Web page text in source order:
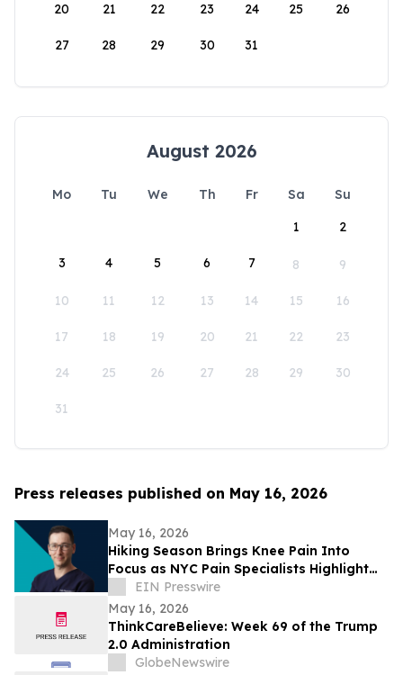
20 21 22 23 24 25 26
27 28 29 30 31
August 2026
Mo Tu We Th Fr Sa
Su
1
2
3 4 5 6 7 8 9
10 11 12 13 14 15 16
17 18 19 20 21 22 23
24 25 26 27 28 29 30
31
Press releases published on May 16, 2026
May 16, 2026
Hiking Season Brings Knee Pain Into
Focus as NYC Pain Specialists Highlight
Non-Surgical Treatment Options
EIN Presswire
May 16, 2026
ThinkCareBelieve: Week 69 of the Trump
2.0 Administration
GlobeNewswire